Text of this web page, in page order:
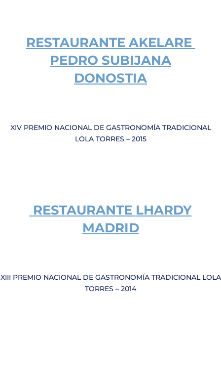
RESTAURANTE AKELARE
PEDRO SUBIJANA
DONOSTIA
XIV PREMIO NACIONAL DE GASTRONOMÍA TRADICIONAL
LOLA TORRES – 2015
RESTAURANTE LHARDY
MADRID
XIII PREMIO NACIONAL DE GASTRONOMÍA TRADICIONAL LOLA
TORRES – 2014